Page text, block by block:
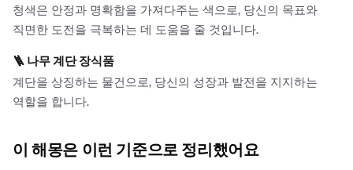
청색은 안정과 명확함을 가져다주는 색으로, 당신의 목표와
직면한 도전을 극복하는 데 도움을 줄 것입니다.
🪜 나무 계단 장식품
계단을 상징하는 물건으로, 당신의 성장과 발전을 지지하는
역할을 합니다.
이 해몽은 이런 기준으로 정리했어요